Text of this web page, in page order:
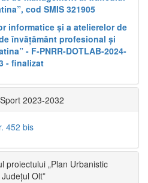
cod SMIS 321905
informatice și a atelierelor de
învățământ profesional și
- F-PNRR-DOTLAB-2024-
- finalizat
2023-2032
452 bis
proiectului „Plan Urbanistic
Olt”